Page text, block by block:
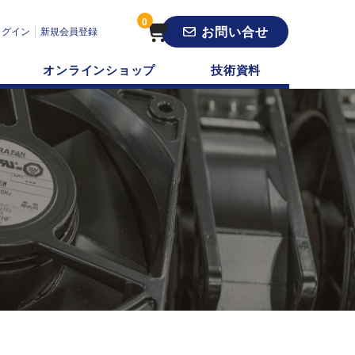
イン 新規会員登録
0
お問い合せ
オンラインショップ 技術資料